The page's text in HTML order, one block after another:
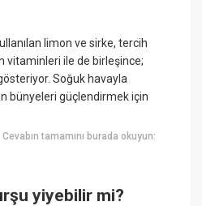
limon ve sirke, tercih
vitaminleri ile de birleşince;
Soğuk havayla
bünyeleri güçlendirmek için
Cevabın tamamını burada okuyun:
yiyebilir mi?